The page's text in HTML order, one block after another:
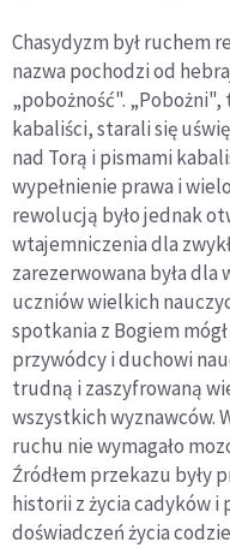
Chasydyzm był ruchem
nazwa pochodzi od
„pobożność".
kabaliści, starali się
nad Torą i pismami
wypełnienie prawa i
rewolucją było jednak
wtajemniczenia dla
zarezerwowana była
uczniów wielkich
spotkania z Bogiem
przywódcy i duchowi
trudną i zaszyfrowaną
wszystkich wyznawców.
ruchu nie wymagało
Źródłem przekazu były
historii z życia cadyków
doświadczeń życia